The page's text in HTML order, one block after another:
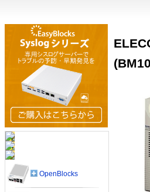
OpenBlocks